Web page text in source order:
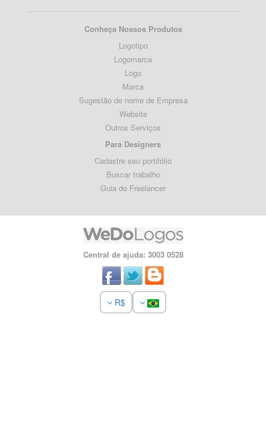
Conheça Nossos Produtos
Logotipo
Logomarca
Logo
Marca
Sugestão de nome de Empresa
Website
Outros Serviços
Para Designers
Cadastre seu portifólio
Buscar trabalho
Guia do Freelancer
Central de ajuda: 3003 0528
R$